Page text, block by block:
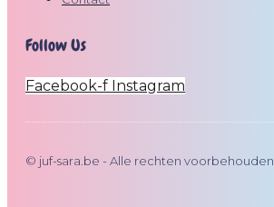
Follow Us
Facebook-f Instagram
© juf-sara.be - Alle rechten voorbehouden